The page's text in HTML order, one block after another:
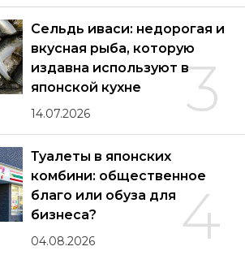
3
Сельдь иваси: недорогая и
вкусная рыба, которую
издавна используют в
японской кухне
14.07.2026
4
Туалеты в японских
комбини: общественное
благо или обуза для
бизнеса?
04.08.2026